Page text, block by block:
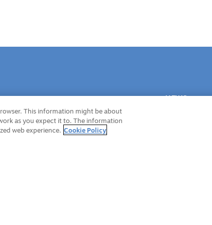
NEWS
This information might be about
as you expect it to. The information
web experience. Cookie Policy